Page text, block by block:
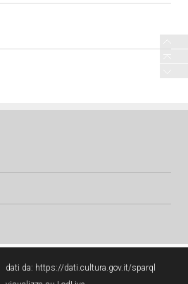
dati da: https://dati.cultura.gov.it/sparql